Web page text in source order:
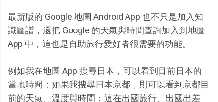
最新版的 Google 地圖 Android App 也不只是加入知
識圖譜，還把 Google 的天氣與時間查詢加入到地圖
App 中，這也是自助旅行愛好者很需要的功能。
例如我在地圖 App 搜尋日本，可以看到目前日本的
當地時間；如果我搜尋日本京都，則可以看到京都目
前的天氣、溫度與時間；這在出國旅行、出國出差